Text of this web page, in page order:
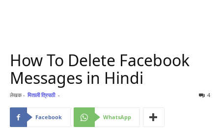
How To Delete Facebook
Messages in Hindi
लेखक - मिताली त्रिपाठी - 4
Facebook WhatsApp